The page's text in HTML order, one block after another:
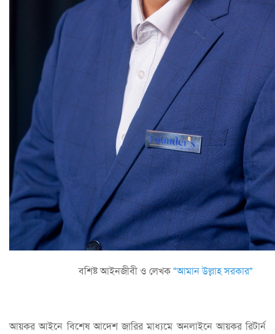
বশিষ্ট আইনজীবী ও লেখক "আমান উল্লাহ সরকার"
আয়কর আইনে বিশেষ আদেশ জারির মাধ্যমে অনলাইনে আয়কর রিটার্ন